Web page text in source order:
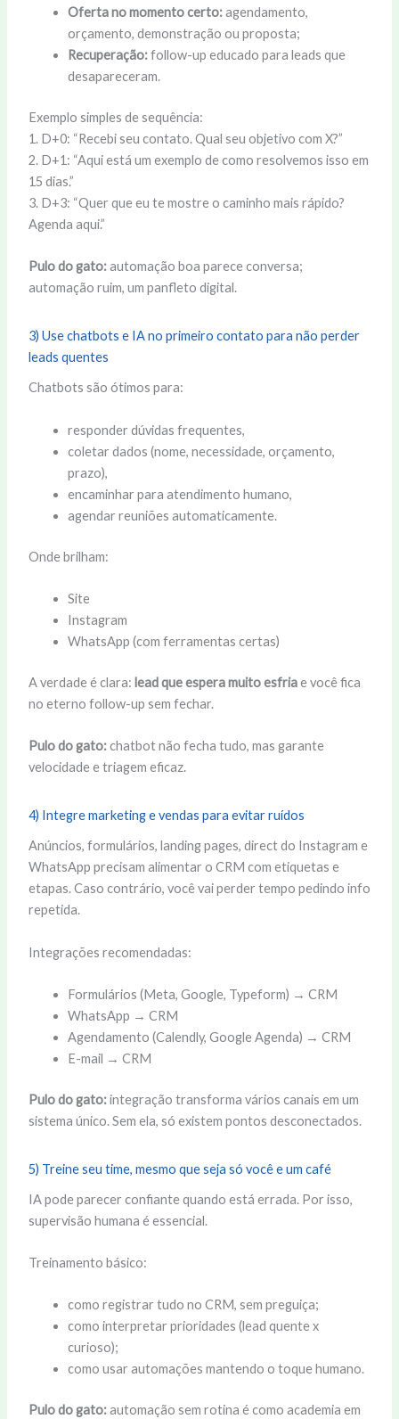
Oferta no momento certo:agendamento,
orçamento, demonstração ou proposta;
Recuperação:follow-up educado para leads que
desapareceram.
Exemplo simples de sequência:
1. D+0: “Recebi seu contato. Qual seu objetivo com X?”
2. D+1: “Aqui está um exemplo de como resolvemos isso em
15 dias.”
3. D+3: “Quer que eu te mostre o caminho mais rápido?
Agenda aqui.”
Pulo do gato:automação boa parece conversa;
automação ruim, um panfleto digital.
3) Use chatbots e IA no primeiro contato para não perder
leads quentes
Chatbots são ótimos para:
responder dúvidas frequentes,
coletar dados (nome, necessidade, orçamento,
prazo),
encaminhar para atendimento humano,
agendar reuniões automaticamente.
Onde brilham:
Site
Instagram
WhatsApp (com ferramentas certas)
A verdade é clara: lead que espera muito esfriae você fica
no eterno follow-up sem fechar.
Pulo do gato:chatbot não fecha tudo, mas garante
velocidade e triagem eficaz.
4) Integre marketing e vendas para evitar ruídos
Anúncios, formulários, landing pages, direct do Instagram e
WhatsApp precisam alimentar o CRM com etiquetas e
etapas. Caso contrário, você vai perder tempo pedindo info
repetida.
Integrações recomendadas:
Formulários (Meta, Google, Typeform) → CRM
WhatsApp → CRM
Agendamento (Calendly, Google Agenda) → CRM
E-mail → CRM
Pulo do gato:integração transforma vários canais em um
sistema único. Sem ela, só existem pontos desconectados.
5) Treine seu time, mesmo que seja só você e um café
IA pode parecer confiante quando está errada. Por isso,
supervisão humana é essencial.
Treinamento básico:
como registrar tudo no CRM, sem preguiça;
como interpretar prioridades (lead quente x
curioso);
como usar automações mantendo o toque humano.
Pulo do gato:automação sem rotina é como academia em